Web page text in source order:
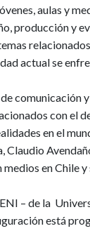
aulas y
producción y
actual se
comunicación
con el
en el
Claudio
en Chile y
– de la
está